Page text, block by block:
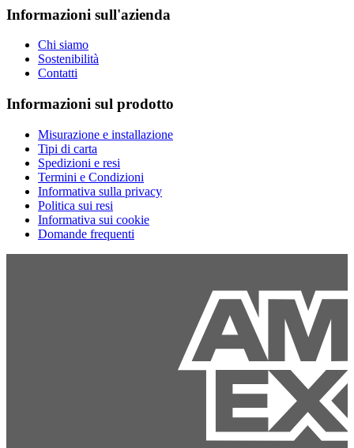
Informazioni sull'azienda
Chi siamo
Sostenibilità
Contatti
Informazioni sul prodotto
Misurazione e installazione
Tipi di carta
Spedizioni e resi
Termini e Condizioni
Informativa sulla privacy
Politica sui resi
Informativa sui cookie
Domande frequenti